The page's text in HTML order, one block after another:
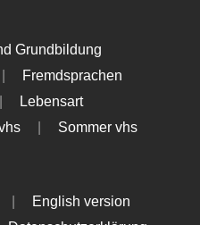
Grundbildung
Fremdsprachen
Lebensart
Sommer vhs
English version